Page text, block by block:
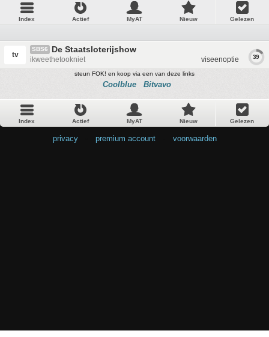
Index Actief MyAT Nieuw Gelezen
tv
SBS6 De Staatsloterijshow
ikweethetookniet viseenoptie 39
steun FOK! en koop via een van deze links
Coolblue Bitvavo
Index Actief MyAT Nieuw Gelezen
privacy premium account voorwaarden